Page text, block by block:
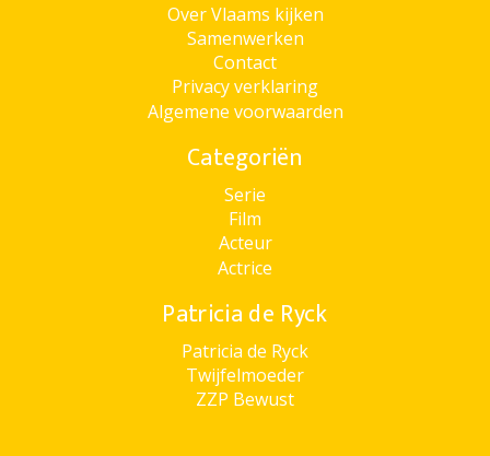
Over Vlaams kijken
Samenwerken
Contact
Privacy verklaring
Algemene voorwaarden
Categoriën
Serie
Film
Acteur
Actrice
Patricia de Ryck
Patricia de Ryck
Twijfelmoeder
ZZP Bewust